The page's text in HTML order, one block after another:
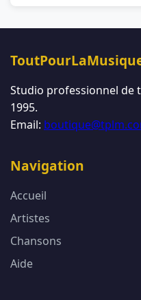
Studio professionnel de
1995.
Email:
Navigation
Accueil
Artistes
Chansons
Aide